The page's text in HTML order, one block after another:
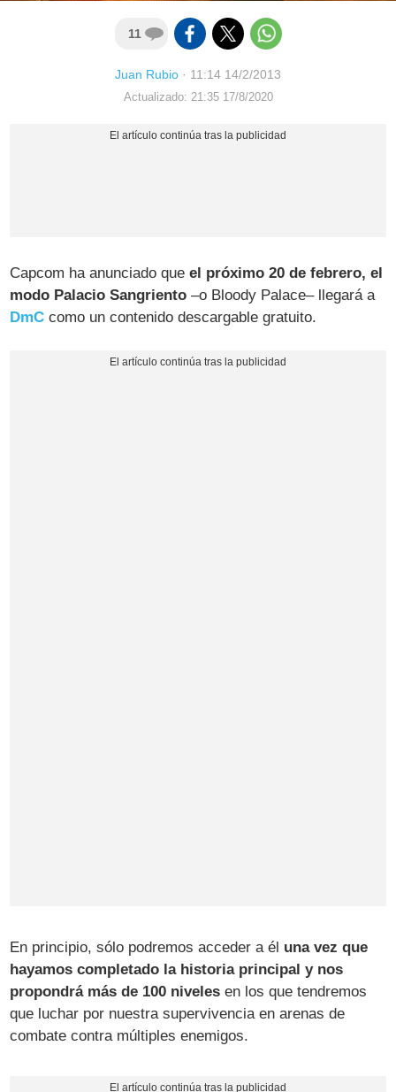
11
Juan Rubio · 11:14 14/2/2013
Actualizado: 21:35 17/8/2020
Capcom ha anunciado queel próximo 20 de febrero, el
modo Palacio Sangriento –o Bloody Palace– llegará a
DmC como un contenido descargable gratuito.
En principio, sólo podremos acceder a él una vez que
hayamos completado la historia principal y nos
propondrá más de 100 niveles en los que tendremos
que luchar por nuestra supervivencia en arenas de
combate contra múltiples enemigos.